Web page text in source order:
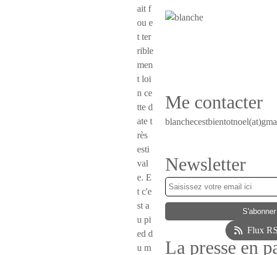
ait f
ou e
t ter
rible
men
t loi
n ce
tte d
ate t
rès
esti
val
e. E
t c'e
st a
u pi
ed d
u m
Me contacter
Newsletter
Flux
La presse en